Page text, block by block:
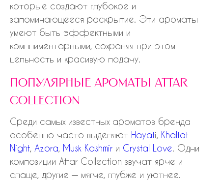
которые создают глубокое и
запоминающееся раскрытие. Эти ароматы
умеют быть эффектными и
комплиментарными, сохраняя при этом
цельность и красивую подачу.
популярные ароматы attar
collection
Среди самых известных ароматов бренда
особенно часто выделяют Hayati, Khaltat
Night, Azora, Musk Kashmir и Crystal Love. Одни
композиции Attar Collection звучат ярче и
слаще, другие — мягче, глубже и уютнее.